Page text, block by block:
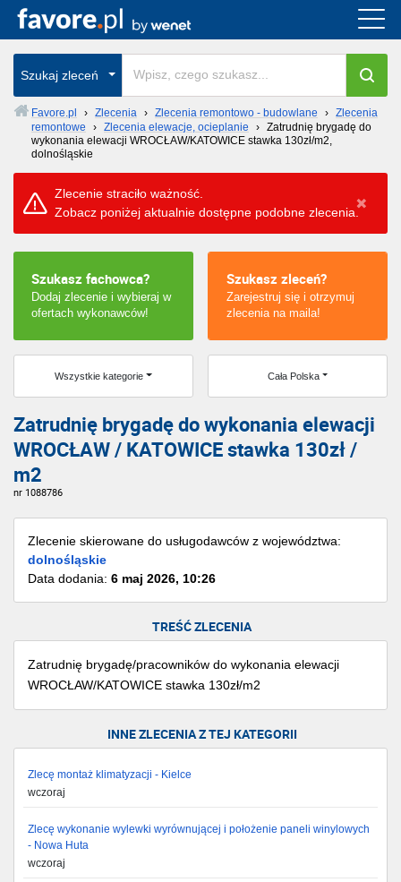
Szukaj zleceń
Favore.pl › Zlecenia › Zlecenia remontowo - budowlane › Zlecenia
remontowe
› Zlecenia elewacje, ocieplanie › Zatrudnię brygadę do
wykonania elewacji WROCŁAW/KATOWICE stawka 130zł/m2,
dolnośląskie
Zlecenie straciło ważność.
Zobacz poniżej aktualnie dostępne podobne zlecenia.
Szukasz fachowca?
Dodaj zlecenie i wybieraj w
ofertach wykonawców!
Szukasz zleceń?
Zarejestruj się i otrzymuj
zlecenia na maila!
Wszystkie kategorie Cała Polska
Zatrudnię brygadę do wykonania elewacji
WROCŁAW / KATOWICE stawka 130zł /
m2
nr 1088786
Zlecenie skierowane do usługodawców z województwa:
dolnośląskie
Data dodania: 6 maj 2026, 10:26
TREŚĆ ZLECENIA
Zatrudnię brygadę/pracowników do wykonania elewacji
WROCŁAW/KATOWICE stawka 130zł/m2
INNE ZLECENIA Z TEJ KATEGORII
Zlecę montaż klimatyzacji - Kielce
wczoraj
Zlecę wykonanie wylewki wyrównującej i położenie paneli winylowych
- Nowa Huta
wczoraj
Cała Polska
wszystkie w całym kraju